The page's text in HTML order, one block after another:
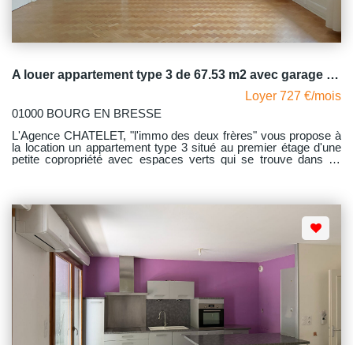
A louer appartement type 3 de 67.53 m2 avec garage Bourg-en-Bresse
Loyer 727 €/mois
01000 BOURG EN BRESSE
L'Agence CHATELET, "l'immo des deux frères" vous propose à
la location un appartement type 3 situé au premier étage d'une
petite copropriété avec espaces verts qui se trouve dans un
ainsi que les commerces en empruntant les pistes cyclables qui
ont été mises en fonctionnement récemment. Cet appartement
traversant est lumineux et fonctionnel. Il comprend un hall
d'entrée avec un dressing desservant une cuisine aménagée et
équipée d'un four, de plaques de cuisson gaz, d'une hotte et
d'une machine à laver, un grand salon-séjour donnant accès au
balcon sur lequel vous pourrez vous y reposer des les premiers
beaux jours, deux chambres avec placards muraux, une salle
d'eau et un W.C indépendant. Avec comme dépendance : un
garage fermé. Le chauffage est individuel au gaz avec
production d'eau chaude par la chaudière. Dédite au 13.10 mais
libre à compter du 16.08.2026